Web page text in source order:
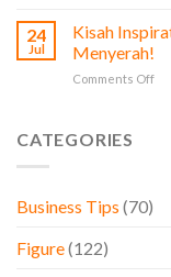
24
Jul
Kisah
Menyerah!
Comments Offon
CATEGORIES
Business Tips (70)
Figure(122)